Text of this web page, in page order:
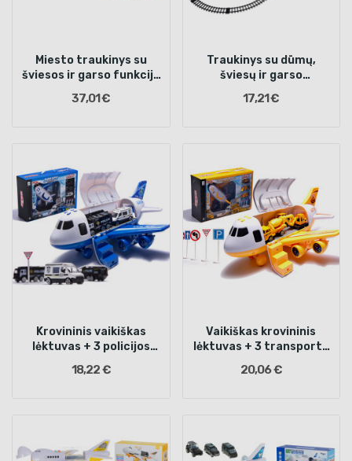
Miesto traukinys su
šviesos ir garso funkcija
37,01 €
Traukinys su dūmų,
šviesų ir garso
17,21 €
Krovininis vaikiškas
lėktuvas + 3 policijos
18,22 €
Vaikiškas krovininis
lėktuvas + 3 transporto
20,06 €